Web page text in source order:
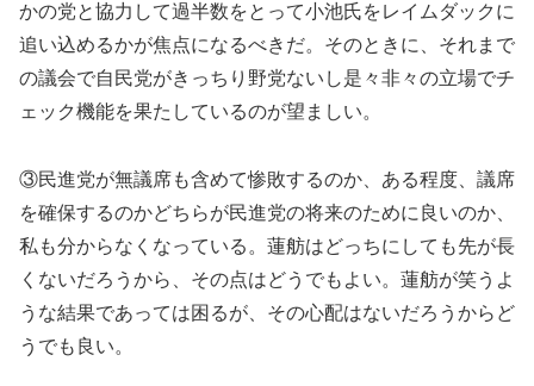
かの党と協力して過半数をとって小池氏をレイムダックに
追い込めるかが焦点になるべきだ。そのときに、それまで
の議会で自民党がきっちり野党ないし是々非々の立場でチ
ェック機能を果たしているのが望ましい。
③民進党が無議席も含めて惨敗するのか、ある程度、議席
を確保するのかどちらが民進党の将来のために良いのか、
私も分からなくなっている。蓮舫はどっちにしても先が長
くないだろうから、その点はどうでもよい。蓮舫が笑うよ
うな結果であっては困るが、その心配はないだろうからど
うでも良い。